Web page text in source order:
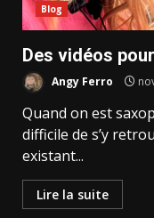
Blog
Des vidéos
Angy Ferro
Quand on est
difficile de s’y
existant...
Lire la suite